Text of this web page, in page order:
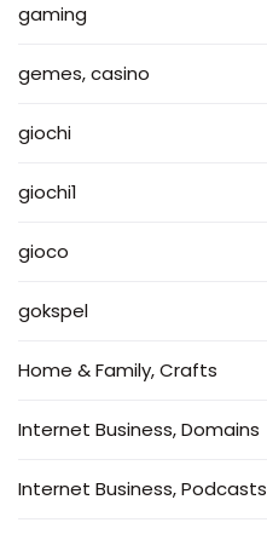
gaming
gemes, casino
giochi
giochi1
gioco
gokspel
Home & Family, Crafts
Internet Business, Domains
Internet Business, Podcasts